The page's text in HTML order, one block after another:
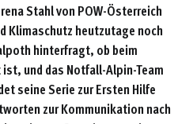
Stahl von POW-Österreich
Klimaschutz heutzutage noch
hinterfragt, ob beim
und das Notfall-Alpin-Team
seine Serie zur Ersten Hilfe
zur Kommunikation nach